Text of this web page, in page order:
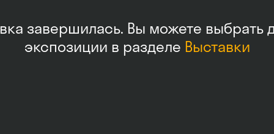
завершилась. Вы можете выбрать
экспозиции в разделе Выставки